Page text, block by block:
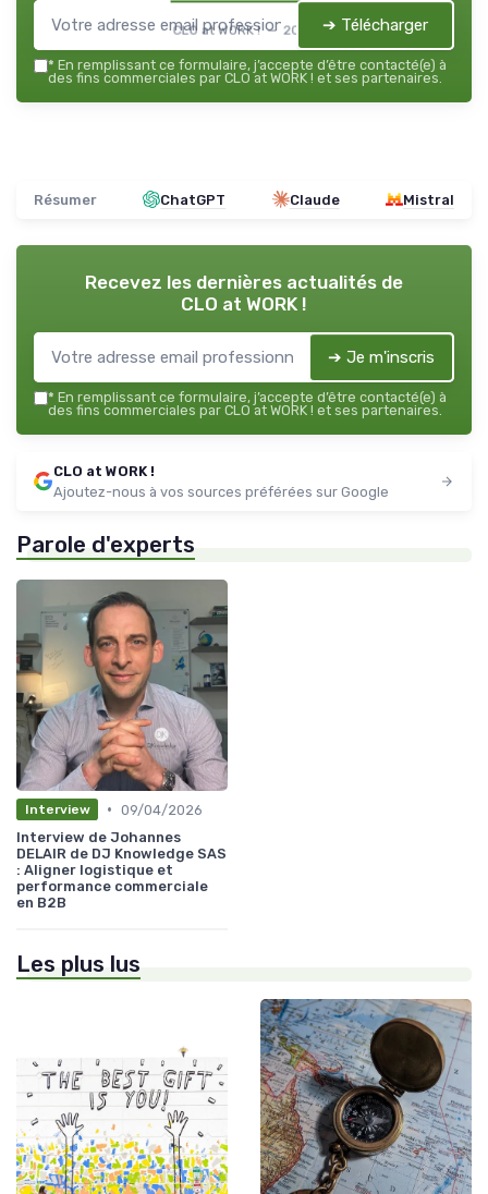
CLO at WORK ! — 2026 ➔ Télécharger
* En remplissant ce formulaire, j’accepte d’être contacté(e) à
des fins commerciales par CLO at WORK ! et ses partenaires.
Résumer ChatGPT Claude Mistral
Recevez les dernières actualités de
CLO at WORK !
➔ Je m'inscris
* En remplissant ce formulaire, j’accepte d’être contacté(e) à
des fins commerciales par CLO at WORK ! et ses partenaires.
CLO at WORK !
Ajoutez-nous à vos sources préférées sur Google
Parole d'experts
Interview • 09/04/2026
Interview de Johannes
DELAIR de DJ Knowledge SAS
: Aligner logistique et
performance commerciale
en B2B
Les plus lus